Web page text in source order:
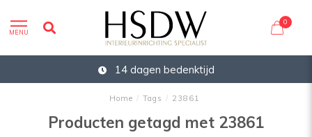
MENU
0
14 dagen bedenktijd
Home / Tags / 23861
Producten getagd met 23861